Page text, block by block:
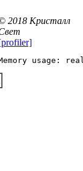
2018 Кристалл
usage: